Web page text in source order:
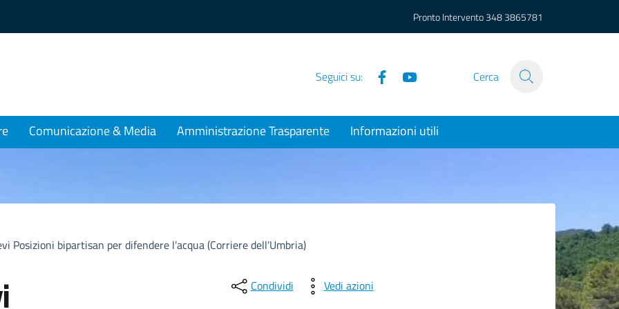
Pronto Intervento348 3865781
Seguici su: Facebook Cerca
Comunicazione & Media Amministrazione Trasparente Informazioni utili
Posizioni bipartisan per difendere l’acqua (Corriere dell’Umbria)
Condividi Vedi azioni